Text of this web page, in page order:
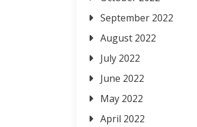
September 2022
August 2022
July 2022
June 2022
May 2022
April 2022